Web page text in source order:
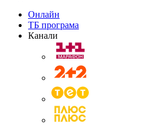
Онлайн
ТБ програма
Канали